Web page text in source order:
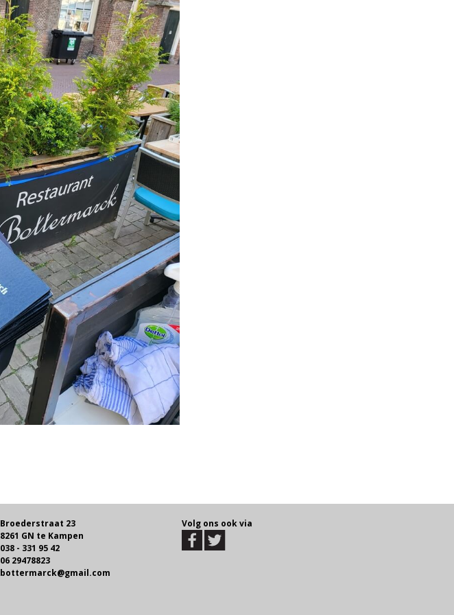
Broederstraat 23
8261 GN te Kampen
038 - 331 95 42
06 29478823
bottermarck@gmail.com
Volg ons ook via